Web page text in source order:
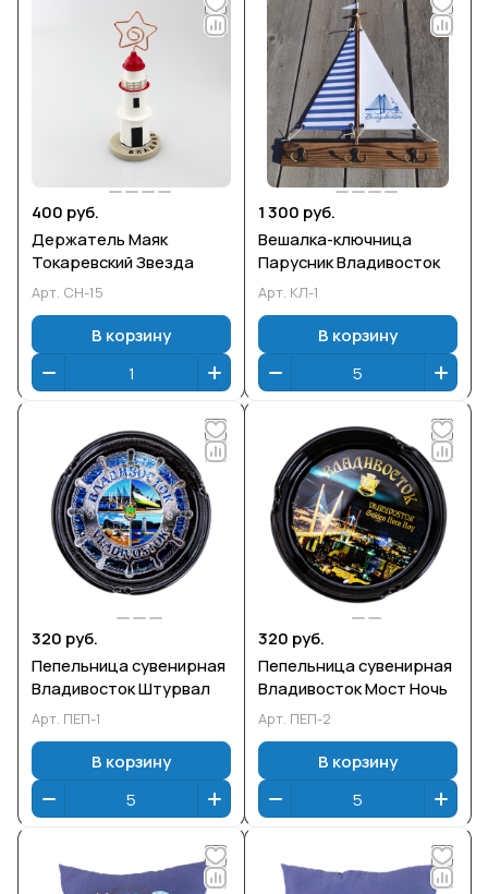
400 руб.
Держатель Маяк
Токаревский Звезда
Арт. СН-15
В корзину
1 300 руб.
Вешалка-ключница
Парусник Владивосток
Арт. КЛ-1
В корзину
320 руб.
Пепельница сувенирная
Владивосток Штурвал
Арт. ПЕП-1
В корзину
320 руб.
Пепельница сувенирная
Владивосток Мост Ночь
Арт. ПЕП-2
В корзину